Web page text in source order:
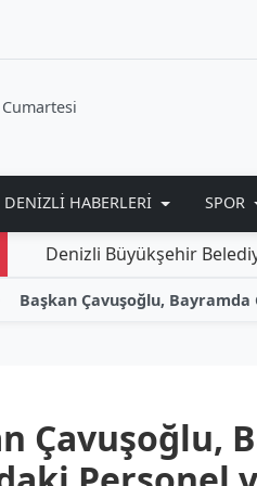
DENIZLI HABERLERI SPOR
Büyükşehir Belediyesi'nden
Çavuşoğlu,